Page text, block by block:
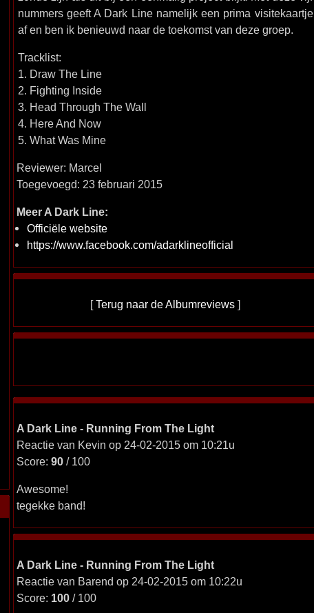
nummers geeft A Dark Line namelijk een prima visitekaartje
af en ben ik benieuwd naar de toekomst van deze groep.
Tracklist:
1. Draw The Line
2. Fighting Inside
3. Head Through The Wall
4. Here And Now
5. What Was Mine
Reviewer: Marcel
Toegevoegd: 23 februari 2015
Meer A Dark Line:
Officiële website
https://www.facebook.com/adarklineofficial
[Terug naar de Albumreviews ]
A Dark Line - Running From The Light
Reactie van Kevin op 24-02-2015 om 10:21u
Score: 90/ 100
Awesome!
tegekke band!
A Dark Line - Running From The Light
Reactie van Barend op 24-02-2015 om 10:22u
Score: 100/ 100